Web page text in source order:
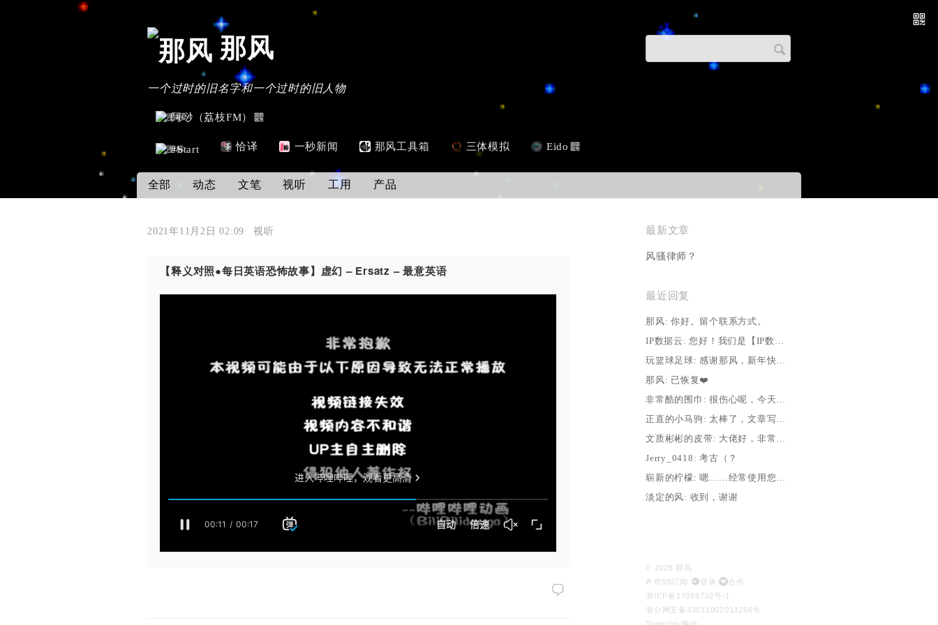
那风
一个过时的旧名字和一个过时的旧人物
阿唦（荔枝FM）
#Start 恰译 一秒新闻 那风工具箱 三体模拟 Eido
索
全部 动态 文笔 视听 工用 产品
2021年11月2日 02:09 视听
【释义对照●每日英语恐怖故事】虚幻 – Ersatz – 最意英语
最新文章
风骚律师？
最近回复
那风: 你好。留个联系方式。
IP数据云: 您好！我们是【IP数据云：ipdatacloud.com】。关注...
玩篮球足球: 感谢那风，新年快乐~
那风: 已恢复❤️
非常酷的围巾: 很伤心呢，今天发现这个大模型不能用了，我的两次省级发言文章都是e...
正直的小马驹: 太棒了，文章写得很棒！编程可能还需加油。感谢无私奉献！
文质彬彬的皮带: 大佬好，非常喜欢这款下载器，是地道的忠实粉，很久没有见您更新了，...
Jerry_0418: 考古（？
崭新的柠檬: 嗯……经常使用您的m3u8下载器，非常感激。最近把家里的设备翻新...
淡定的风: 收到，谢谢
© 2026 那风
RSS订阅
登录
合作
浙ICP备17059732号-1
浙公网安备33011002013266号